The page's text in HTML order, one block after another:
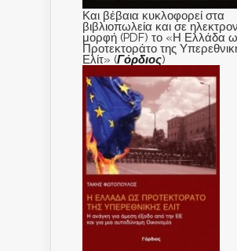
Και βέβαια κυκλοφορεί στα
βιβλιοπωλεία και σε
μορφή (PDF) το «Η Ελλάδα
Προτεκτοράτο της
Ελίτ» (Γόρδιος)